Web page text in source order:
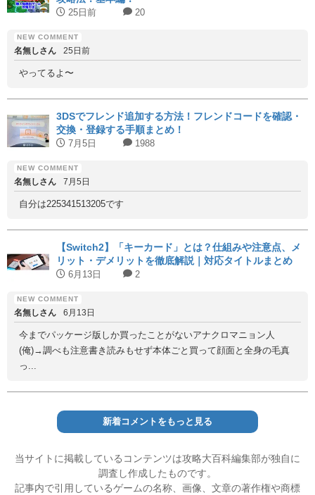
25日前 20
名無しさん 25日前
やってるよ〜
3DSでフレンド追加する方法！フレンドコードを確認・
交換・登録する手順まとめ！
7月5日 1988
名無しさん 7月5日
自分は225341513205です
【Switch2】「キーカード」とは？仕組みや注意点、メ
リット・デメリットを徹底解説｜対応タイトルまとめ
6月13日 2
名無しさん 6月13日
今までパッケージ版しか買ったことがないアナクロマニョン人
(俺)→調べも注意書き読みもせず本体ごと買って顔面と全身の毛真
っ...
新着コメントをもっと見る
当サイトに掲載しているコンテンツは攻略大百科編集部が独自に
調査し作成したものです。
記事内で引用しているゲームの名称、画像、文章の著作権や商標